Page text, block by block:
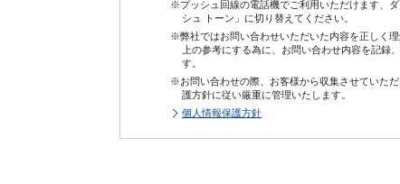
※プッシュ回線の電話機でご利用いただけます、
シュ トーン」に切り替えてください。
※弊社ではお問い合わせいただいた内容を正しく
上の参考にする為に、お問い合わせ内容を記録
す。
※お問い合わせの際、お客様から収集させていた
護方針に従い厳重に管理いたします。
個人情報保護方針